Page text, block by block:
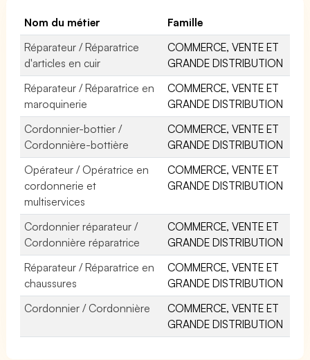
Nom du métier
Famille
Réparateur / Réparatrice
d'articles en cuir
COMMERCE, VENTE ET
GRANDE DISTRIBUTION
Réparateur / Réparatrice en
maroquinerie
COMMERCE, VENTE ET
GRANDE DISTRIBUTION
Cordonnier-bottier /
Cordonnière-bottière
COMMERCE, VENTE ET
GRANDE DISTRIBUTION
Opérateur / Opératrice en
cordonnerie et
multiservices
COMMERCE, VENTE ET
GRANDE DISTRIBUTION
Cordonnier réparateur /
Cordonnière réparatrice
COMMERCE, VENTE ET
GRANDE DISTRIBUTION
Réparateur / Réparatrice en
chaussures
COMMERCE, VENTE ET
GRANDE DISTRIBUTION
Cordonnier / Cordonnière
COMMERCE, VENTE ET
GRANDE DISTRIBUTION